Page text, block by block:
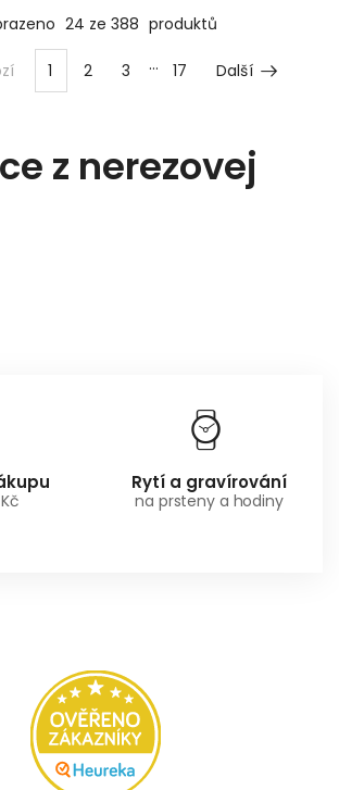
24 ze 388 produktů
1 2 3 17 Další
z nerezovej
Rytí a gravírování
na prsteny a hodiny